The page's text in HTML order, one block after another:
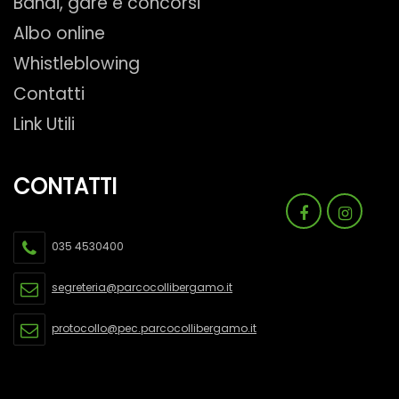
Albo online
Whistleblowing
Contatti
Link Utili
CONTATTI
035 4530400
segreteria@parcocollibergamo.it
protocollo@pec.parcocollibergamo.it